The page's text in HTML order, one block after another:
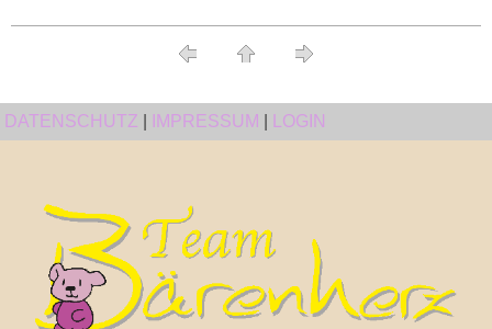
DATENSCHUTZ IMPRESSUM LOGIN